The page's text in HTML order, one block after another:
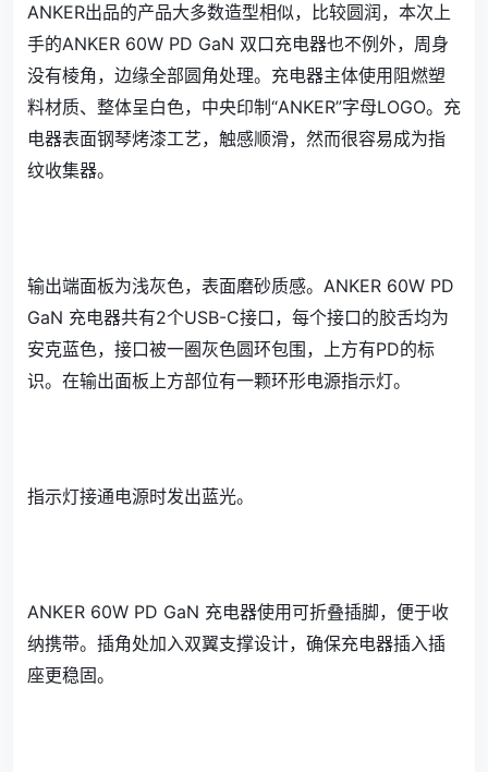
ANKER出品的产品大多数造型相似，比较圆润，本次上
手的ANKER 60W PD GaN 双口充电器也不例外，周身
没有棱角，边缘全部圆角处理。充电器主体使用阻燃塑
料材质、整体呈白色，中央印制“ANKER”字母LOGO。充
电器表面钢琴烤漆工艺，触感顺滑，然而很容易成为指
纹收集器。
输出端面板为浅灰色，表面磨砂质感。ANKER 60W PD
GaN 充电器共有2个USB-C接口，每个接口的胶舌均为
安克蓝色，接口被一圈灰色圆环包围，上方有PD的标
识。在输出面板上方部位有一颗环形电源指示灯。
指示灯接通电源时发出蓝光。
ANKER 60W PD GaN 充电器使用可折叠插脚，便于收
纳携带。插角处加入双翼支撑设计，确保充电器插入插
座更稳固。